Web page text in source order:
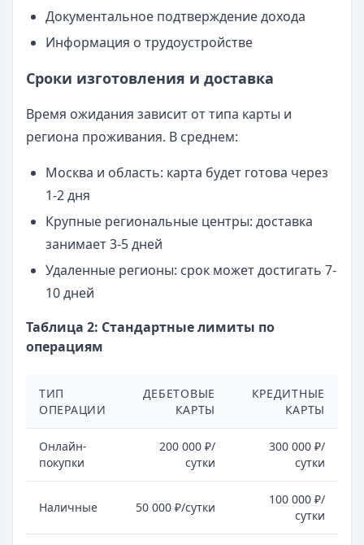
Документальное подтверждение дохода
Информация о трудоустройстве
Сроки изготовления и доставка
Время ожидания зависит от типа карты и
региона проживания. В среднем:
Москва и область: карта будет готова через
1-2 дня
Крупные региональные центры: доставка
занимает 3-5 дней
Удаленные регионы: срок может достигать 7-
10 дней
Таблица 2: Стандартные лимиты по
операциям
ТИП
ОПЕРАЦИИ
ДЕБЕТОВЫЕ
КАРТЫ
КРЕДИТНЫЕ
КАРТЫ
Онлайн-
покупки
200 000 ₽/
сутки
300 000 ₽/
сутки
Наличные 50 000 ₽/сутки
100 000 ₽/
сутки